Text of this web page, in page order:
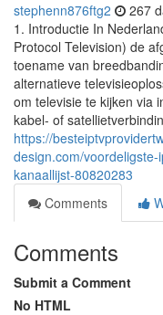
stephenn876ftg2 267
1. Introductie In
Protocol Television) de
toename van
alternatieve
om televisie te kijken via
kabel- of
https://
design.com/
kanaallijst-80820283
Comments
Comments
Submit a Comment
No HTML